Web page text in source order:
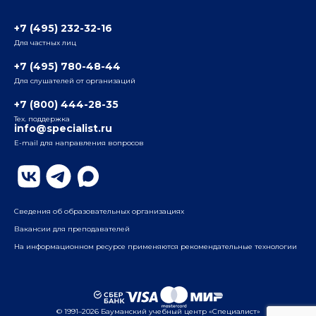
Радио
ул. Радио, д.24, корпус 1, 2-й подъезд, 2-й этаж
ул. Воронцовская, д. 35Б, корп.2, 5-й этаж
Бауманский
ул. Бауманская, д. 6, стр. 2, бизнес-центр «Виктория
Плаза», 4-й этаж
+7 (495) 232-32-16
Для частных лиц
+7 (495) 780-48-44
Для слушателей от организаций
+7 (800) 444-28-35
Тех. поддержка
info@specialist.ru
E-mail для направления вопросов
Сведения об образовательных организациях
Вакансии для преподавателей
На информационном ресурсе применяются рекомендательные технологии
© 1991–2026 Бауманский учебный центр «Специалист»